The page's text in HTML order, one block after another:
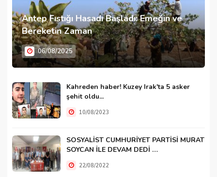
Antep Fıstığı Hasadı Başladı: Emeğin ve
Bereketin Zaman
06/08/2025
Kahreden haber! Kuzey Irak'ta 5 asker
şehit oldu...
10/08/2023
SOSYALİST CUMHURİYET PARTİSİ MURAT
SOYCAN İLE DEVAM DEDİ …
22/08/2022